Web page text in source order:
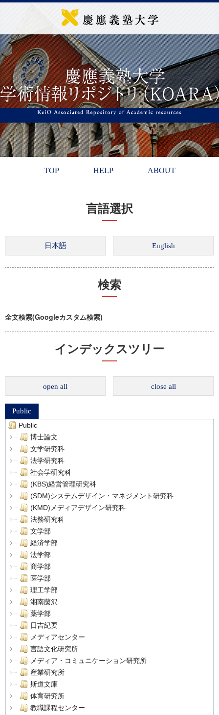
TOP HELP ABOUT
言語選択
検索
全文検索(Googleカスタム検索)
インデックスツリー
open all close all
Public
Public
博士論文
文学研究科
法学研究科
社会学研究科
(KBS)経営管理研究科
(SDM)システムデザイン・マネジメント研究科
(KMD)メディアデザイン研究科
法務研究科
文学部
経済学部
法学部
商学部
医学部
理工学部
湘南藤沢
薬学部
日吉紀要
メディアセンター
言語文化研究所
メディア・コミュニケーション研究所
産業研究所
斯道文庫
体育研究所
教職課程センター